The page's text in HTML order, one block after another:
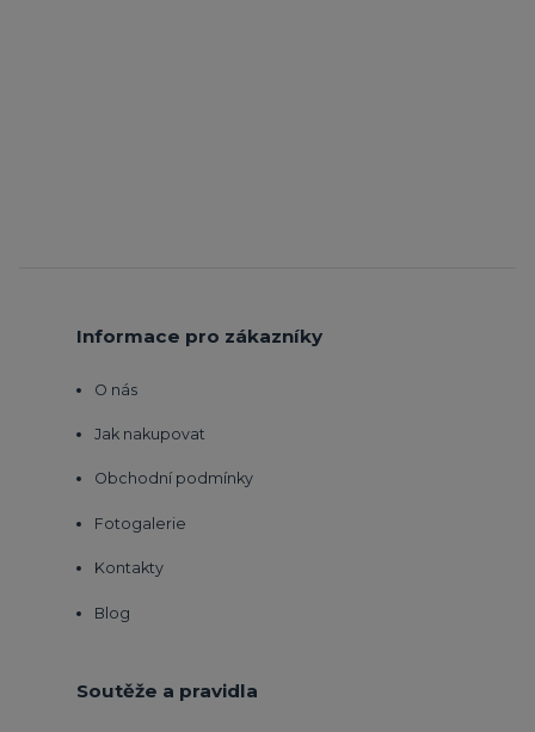
Informace pro zákazníky
O nás
Jak nakupovat
Obchodní podmínky
Fotogalerie
Kontakty
Blog
Soutěže a pravidla